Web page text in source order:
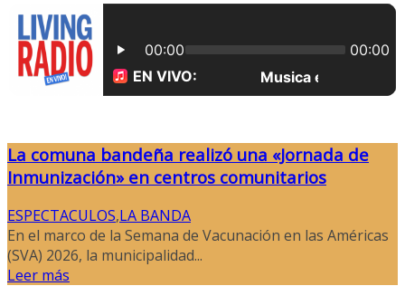
La comuna bandeña realizó una «Jornada de
Inmunización» en centros comunitarios
ESPECTACULOS,LA BANDA
En el marco de la Semana de Vacunación en las Américas
(SVA) 2026, la municipalidad...
Leer más